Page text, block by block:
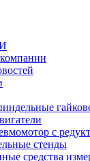
с
стенды
средства